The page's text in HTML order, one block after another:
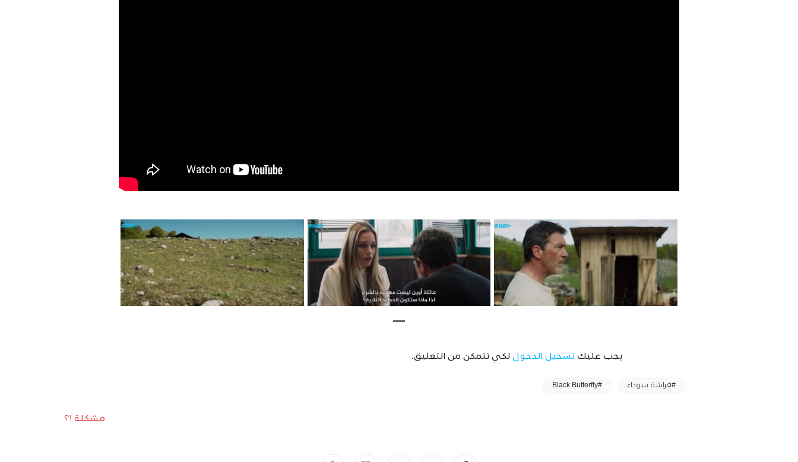
يجب عليك تسجيل الدخول لكي تتمكن من التعليق.
#فراشة سوداء #Black Butterfly
مشكلة !؟